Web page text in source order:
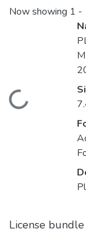
Now showing 1 -
Loading...
License bundle